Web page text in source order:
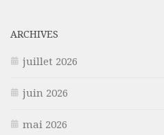
ARCHIVES
juillet 2026
juin 2026
mai 2026